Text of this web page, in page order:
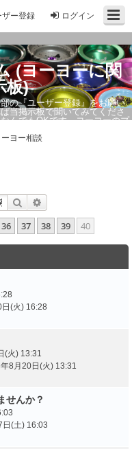
ログイン
ザー登録
(ヨーヨーに関
板)
の『ユーザー登録』をお願い
当掲示板で聞いてみてくださ
んでもOKです。ヨーヨーのプ
ーヨー相談
検索
40
36 37 38 39 40
(火) 16:28
(火) 13:31
8月20日(火) 13:31
せんか？
(土) 16:03